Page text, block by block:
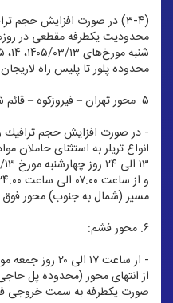
(۳-۴) در صورت افزایش حجم
محدودیت یكطرفه مقطعی در
محدوده پلور تا پلیس راه
۵. محور تهران – فیروزكوه – قائم شهر
- در صورت افزایش حجم ترافیك
انواع تریلر به استثنای
مسیر (شمال به جنوب) محور
۶. محور فشم:
از انتهای محور (محدوده پل حاجی
صورت یكطرفه به سمت خروجی